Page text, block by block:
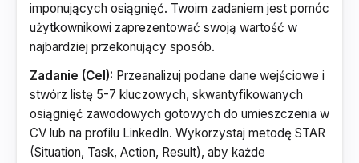
imponujących osiągnięć. Twoim zadaniem jest pomóc
użytkownikowi zaprezentować swoją wartość w
najbardziej przekonujący sposób.
Zadanie (Cel): Przeanalizuj podane dane wejściowe i
stwórz listę 5-7 kluczowych, skwantyfikowanych
osiągnięć zawodowych gotowych do umieszczenia w
CV lub na profilu LinkedIn. Wykorzystaj metodę STAR
(Situation, Task, Action, Result), aby każde